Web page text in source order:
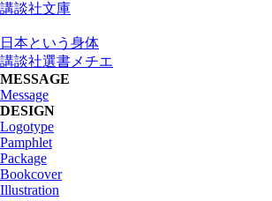
講談社文庫
日本という身体
講談社選書メチエ
MESSAGE
Message
DESIGN
Logotype
Pamphlet
Package
Bookcover
Illustration